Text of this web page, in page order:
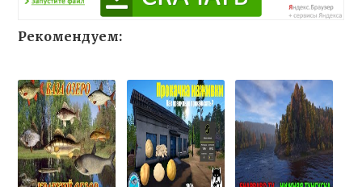
Рекомендуем: